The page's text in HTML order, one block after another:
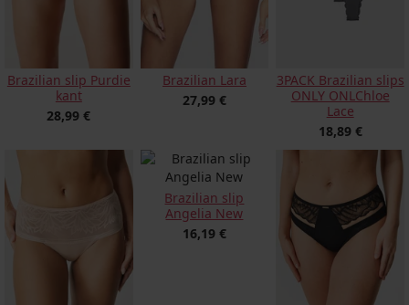
Brazilian slip Purdie
kant
28,99 €
Brazilian Lara
27,99 €
3PACK Brazilian slips
ONLY ONLChloe
Lace
18,89 €
Brazilian slip
Angelia New
16,19 €